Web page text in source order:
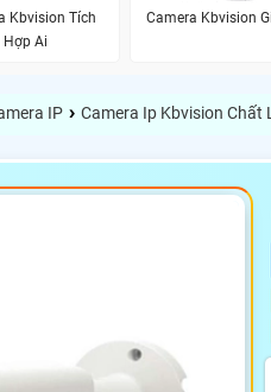
Kbvision Tích
Hợp Ai
Camera Kbvision
IP › Camera Ip Kbvision Chất